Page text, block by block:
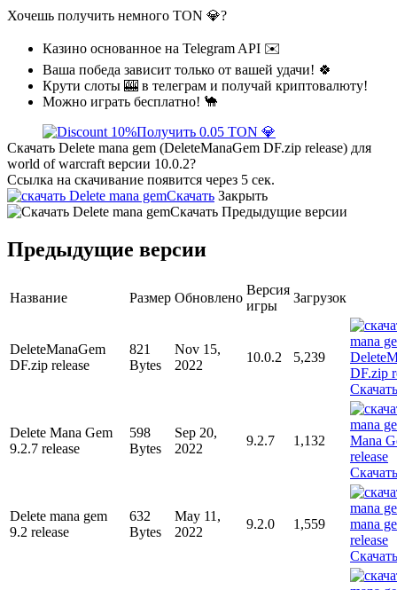
Хочешь получить немного TON 💎?
Казино основанное на Telegram API ✉️
Ваша победа зависит только от вашей удачи! 🍀
Крути слоты 🎰 в телеграм и получай криптовалюту!
Можно играть бесплатно! 🐪
Получить 0.05 TON 💎
Скачать Delete mana gem (DeleteManaGem DF.zip release) для
world of warcraft версии 10.0.2?
Ссылка на скачивание появится через 5 сек.
Скачать Закрыть
Скачать Предыдущие версии
Предыдущие версии
Название Размер Обновлено
Версия
игры
Загрузок
DeleteManaGem
DF.zip release
821
Bytes
Nov 15,
2022
10.0.2 5,239
Скачать
Delete Mana Gem
9.2.7 release
598
Bytes
Sep 20,
2022
9.2.7 1,132
Скачать
Delete mana gem
9.2 release
632
Bytes
May 11,
2022
9.2.0 1,559
Скачать